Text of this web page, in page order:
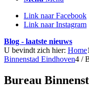
Link naar Facebook
Link naar Instagram
Blog - laatste nieuws
U bevindt zich hier: Home1
Binnenstad Eindhoven4 /
Bureau